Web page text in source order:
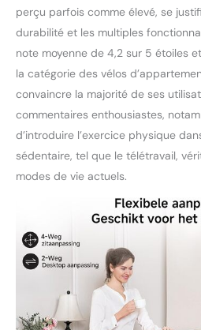
perçu parfois comme élevé, se
durabilité et les multiples
note moyenne de 4,2 sur 5 étoiles
la catégorie des vélos
convaincre la majorité de ses
commentaires enthousiastes,
d’introduire l’exercice physique
sédentaire, tel que le télétravail,
modes de vie actuels.